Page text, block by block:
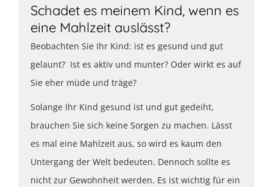
Schadet es meinem Kind, wenn es
eine Mahlzeit auslässt?
Beobachten Sie Ihr Kind: ist es gesund und gut
gelaunt? Ist es aktiv und munter? Oder wirkt es auf
Sie eher müde und träge?
Solange Ihr Kind gesund ist und gut gedeiht,
brauchen Sie sich keine Sorgen zu machen. Lässt
es mal eine Mahlzeit aus, so wird es kaum den
Untergang der Welt bedeuten. Dennoch sollte es
nicht zur Gewohnheit werden. Es ist wichtig für ein